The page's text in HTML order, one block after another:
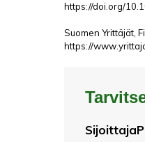
https://doi.org/
Suomen Yrittäjät,
https://